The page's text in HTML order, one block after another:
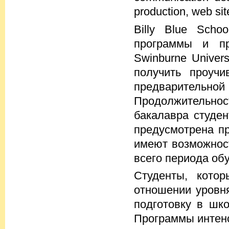
production, web
Billy Blue
программы и
Swinburne
получить
бакалавра
предусмотрена
имеют
всего периода
Студенты,
отношении
подготовку в
Программы